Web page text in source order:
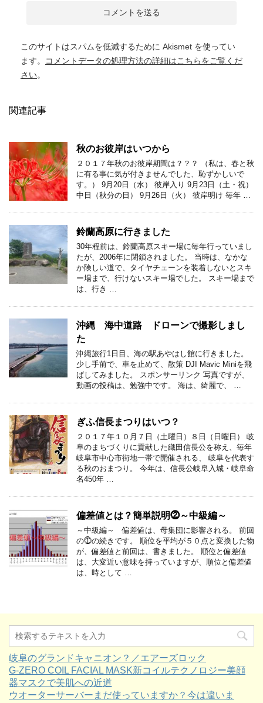
このサイトはスパムを低減するために Akismet を使ってい
ます。
コメントデータの処理方法の詳細はこちらをご覧くだ
さい。
関連記事
秋のお彼岸はいつから
２０１７年秋のお彼岸期間は？？？ （私は、春と秋
に有る事に気が付きませんでした、恥ずかしいで
す。） 9月20日（水） 彼岸入り 9月23日（土・祝）
中日（秋分の日） 9月26日（火） 彼岸明け 毎年 …
鈴蘭高原に行きました
30年程前は、鈴蘭高原スキー場に毎年行っていまし
たが、2006年に閉鎖されました。 当時は、なかな
か険しい道で、タイヤチェーンを装着しないとスキ
ー場まで、行けないスキー場でした。 スキー場まで
は、行き …
沖縄 海中道路 ドローンで撮影しまし
た
沖縄旅行1日目、海の駅あやはし館に行きました。
少し手前で、車を止めて、散策 DJI Mavic Miniを飛
ばしてみました。 スポンサーリンク 写真ですが、
動画の投稿は、勉強中です。 海は、綺麗で、 …
ぎふ信長まつりはいつ？
２０１７年１０月７日（土曜日）８日（日曜日） 岐
阜のまちづくりに貢献した織田信長公を称え、毎年
岐阜市中心市街地一帯で開催される、 岐阜を代表す
る秋のおまつり。 今年は、信長公岐阜入城・岐阜命
名450年 …
偏差値とは？簡単説明⓶～中級編～
～中級編～ 偏差値は、母集団に影響される。 前回
の⓵の続きです。 順位を平均が５０点と変換した物
が、偏差値と前回は、書きました。 順位と偏差値
は、大変近い意味を持っていますが、順位と偏差値
は、時として …
岐阜のグランドキャニオン？／エアーズロック
G-ZERO COIL FACIAL MASK新コイルテクノロジー美顔
器マスクで美肌への近道
ウオーターサーバーまだ使っていますか？今は違いま